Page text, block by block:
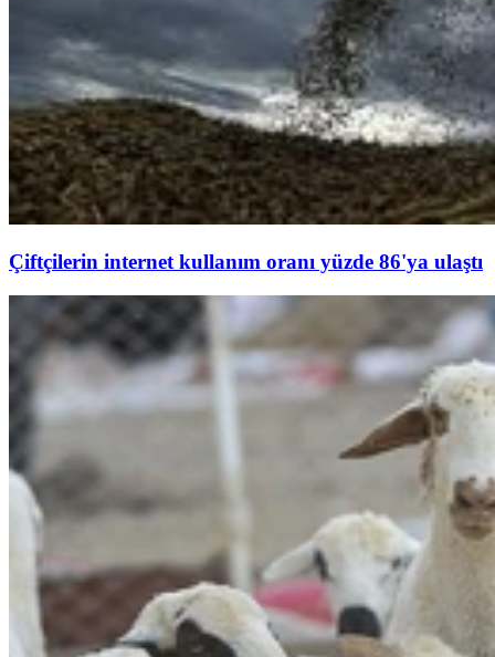
Çiftçilerin internet kullanım oranı yüzde 86'ya ulaştı